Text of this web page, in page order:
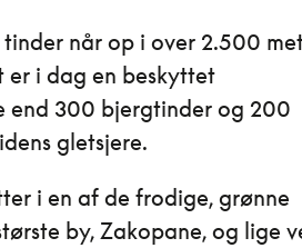
når op i over 2.500
er i dag en beskyttet
end 300 bjergtinder og 200
gletsjere.
i en af de frodige, grønne
by, Zakopane, og lige